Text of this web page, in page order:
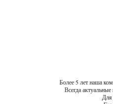
Более 5 лет наша
Всегда
Для